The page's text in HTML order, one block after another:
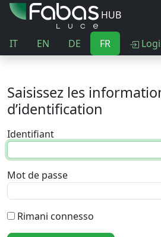
HUB
IT EN DE FR
Saisissez les
d’identification
Identifiant
Mot de passe
Rimani connesso